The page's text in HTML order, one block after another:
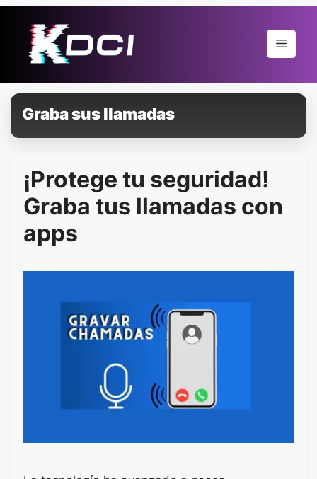
conteúdo
Menu
Graba sus llamadas
¡Protege tu seguridad!
Graba tus llamadas con
apps